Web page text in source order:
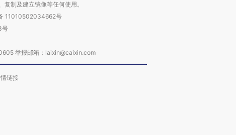
制及建立镜像等任何使用。
11010502034662号
号
举报邮箱：laixin@caixin.com
链接